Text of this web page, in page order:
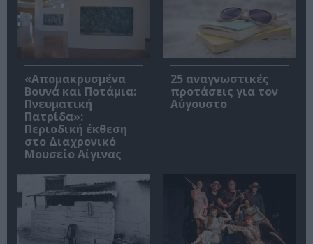
«Απομακρυσμένα
Βουνά και Ποτάμια:
Πνευματική
Πατρίδα»:
Περιοδική έκθεση
στο Διαχρονικό
Μουσείο Αίγινας
25 αναγνωστικές
προτάσεις για τον
Αύγουστο